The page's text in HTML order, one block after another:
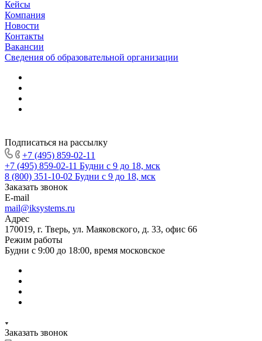
Кейсы
Компания
Новости
Контакты
Вакансии
Сведения об образовательной организации
Подписаться на рассылку
+7 (495) 859-02-11
+7 (495) 859-02-11 Будни с 9 до 18, мск
8 (800) 351-10-02 Будни с 9 до 18, мск
Заказать звонок
E-mail
mail@iksystems.ru
Адрес
170019, г. Тверь, ул. Маяковского, д. 33, офис 66
Режим работы
Будни с 9:00 до 18:00, время московское
Заказать звонок